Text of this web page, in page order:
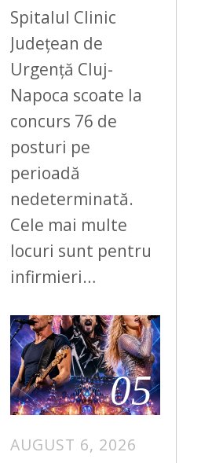
Spitalul Clinic
Județean de
Urgență Cluj-
Napoca scoate la
concurs 76 de
posturi pe
perioadă
nedeterminată.
Cele mai multe
locuri sunt pentru
infirmieri…
05
AUGUST 6, 2026